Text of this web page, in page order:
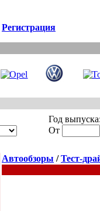
Регистрация
Год
От
Автообзоры /Тест-